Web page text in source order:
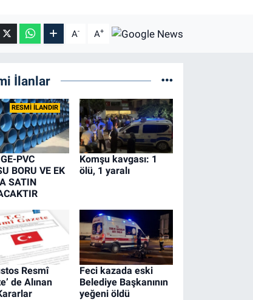
A- A+
İlanlar
RESMİ İLANDIR
PVC
BORU VE EK
SATIN
Komşu kavgası: 1
ölü, 1 yaralı
Resmî
de Alınan
Feci kazada eski
Belediye Başkanının
yeğeni öldü